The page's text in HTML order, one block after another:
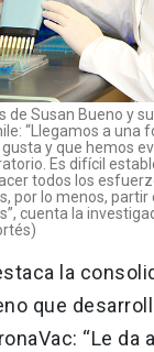
de Susan Bueno y
“Llegamos a una
y que hemos
Es difícil
todos los
por lo menos, partir
cuenta la
la
que
“Le da